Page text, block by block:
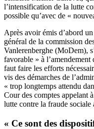
l’intensification de la lutte
possible qu’avec de «
Après avoir émis d’abord
général de la commission
Vanlerenberghe (MoDem),
favorable » à
faut faire les efforts
vis des démarches de
« trop longtemps attendu
Cour des comptes appelant
lutte contre la fraude sociale
« Ce sont des